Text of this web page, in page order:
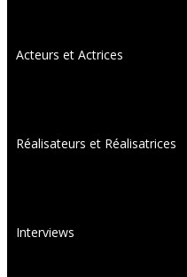
Acteurs et Actrices
Réalisateurs et Réalisatrices
Interviews